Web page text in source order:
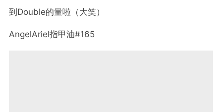
到Double的量啦（大笑）
AngelAriel指甲油#165